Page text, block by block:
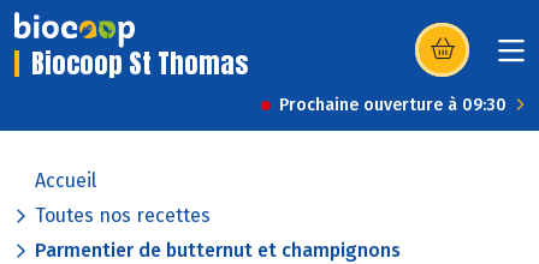
Biocoop St Thomas (s’ouvre dans
Prochaine ouverture à 09:30
Accueil
Toutes nos recettes
Parmentier de butternut et champignons